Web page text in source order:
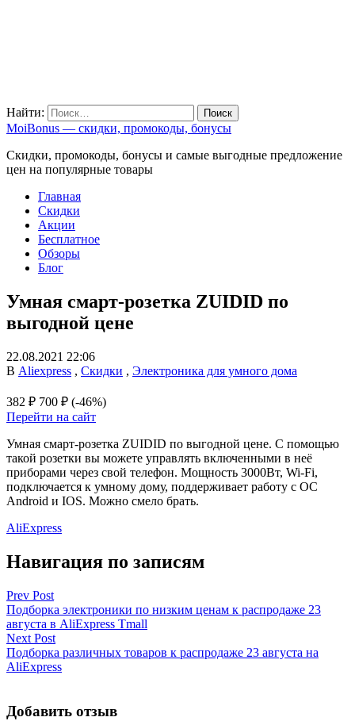
Найти:
MoiBonus — скидки, промокоды, бонусы
Скидки, промокоды, бонусы и самые выгодные предложение
цен на популярные товары
Главная
Скидки
Акции
Бесплатное
Обзоры
Блог
Умная смарт-розетка ZUIDID по
выгодной цене
22.08.2021 22:06
В Aliexpress , Скидки , Электроника для умного дома
382 ₽ 700 ₽ (-46%)
Перейти на сайт
Умная смарт-розетка ZUIDID по выгодной цене. С помощью
такой розетки вы можете управлять включенными в неё
приборами через свой телефон. Мощность 3000Вт, Wi-Fi,
подключается к умному дому, поддерживает работу с ОС
Android и IOS. Можно смело брать.
AliExpress
Навигация по записям
Prev Post
Подборка электроники по низким ценам к распродаже 23
августа в AliExpress Tmall
Next Post
Подборка различных товаров к распродаже 23 августа на
AliExpress
Добавить отзыв